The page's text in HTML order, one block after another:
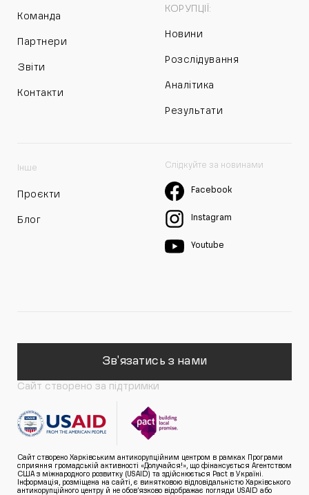
Команда
Партнери
Звіти
Контакти
КОРУПЦІЇ:
Новини
Розслідування
Аналітика
Результати
Інше
Проєкти
Блог
Слідкуйте за новинами
Facebook
Instagram
Youtube
Зв'язатись з нами
Сайт створено за підтримки
Сайт створено Харківським антикорупційним центром в рамках Програми
сприяння громадській активності «Долучайся!», що фінансується Агентством
США з міжнародного розвитку (USAID) та здійснюється Pact в Україні.
Інформація, розміщена на сайті, є винятковою відповідальністю Харківського
антикорупційного центру й не обов’язково відображає погляди USAID або